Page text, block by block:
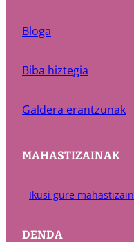
Bloga
Biba hiztegia
Galdera erantzunak
MAHASTIZAINAK
Ikusi gure
DENDA